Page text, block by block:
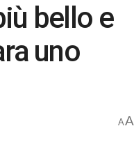
bello e
uno
AA